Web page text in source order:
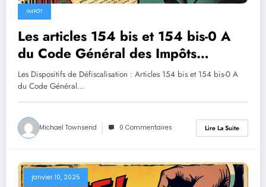
IMPÔT
Les articles 154 bis et 154 bis-0 A
du Code Général des Impôts
concernent les dispositifs de
défiscalisation.
Les Dispositifs de Défiscalisation : Articles 154 bis et 154 bis-0 A
du Code Général…
Michael Townsend 0 Commentaires Lire La Suite
janvier 10, 2025